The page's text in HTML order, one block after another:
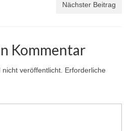
Nächster Beitrag
Kommentar
nicht veröffentlicht. Erforderliche